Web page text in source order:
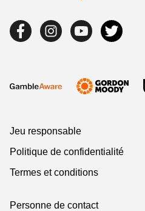
Jeu responsable
Politique de confidentialité
Termes et conditions
Personne de contact